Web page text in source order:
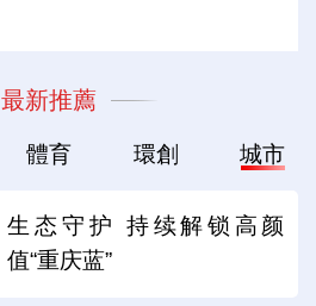
最新推薦
體育 環創 城市
生态守护 持续解锁高颜
值“重庆蓝”